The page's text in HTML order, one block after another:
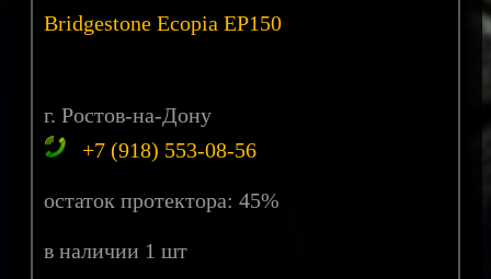
Bridgestone Ecopia EP150
г. Ростов-на-Дону
+7 (918) 553-08-56
остаток протектора: 45%
в наличии 1 шт